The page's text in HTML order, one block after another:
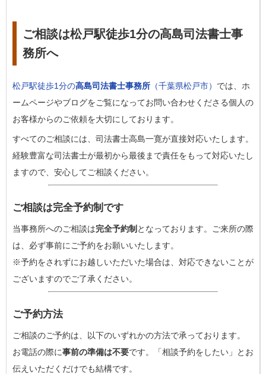
ご相談は松戸駅徒歩1分の高島司法書士事
務所へ
松戸駅徒歩1分の高島司法書士事務所 （千葉県松戸市） では、ホ
ームページやブログをご覧になってお問い合わせくださる個人の
お客様からのご依頼を大切にしております。
すべてのご相談には、司法書士高島一寛が直接対応いたします。
経験豊富な司法書士が最初から最後まで責任をもって対応いたし
ますので、安心してご相談ください。
ご相談は完全予約制です
当事務所へのご相談は完全予約制 となっております。ご来所の際
は、必ず事前にご予約をお願いいたします。
※予約をされずにお越しいただいた場合は、対応できないことが
ございますのでご了承ください。
ご予約方法
ご相談のご予約は、以下のいずれかの方法で承っております。
お電話の際に事前の準備は不要です。「相談予約をしたい」とお
伝えいただくだけでも結構です。